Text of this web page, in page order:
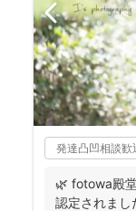
発達凸凹相談歓
🌿 fotowa殿
認定されまし